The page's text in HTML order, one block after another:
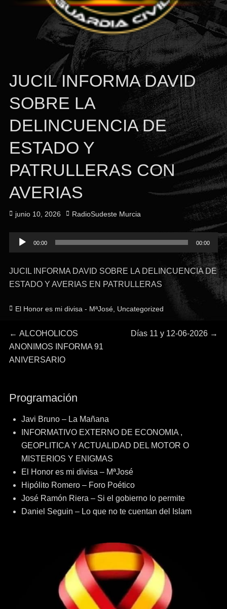
JUCIL INFORMA DAVID
SOBRE LA
DELINCUENCIA DE
ESTADO Y
PATRULLERAS CON
AVERIAS
Publicado
junio 10, 2026 Autor
RadioSudeste Murcia
Reproductor
de
00:00 00:00
JUCIL INFORMA DAVID SOBRE LA DELINCUENCIA DE
ESTADO Y AVERIAS EN PATRULLERAS
Categorías
El Honor es mi divisa - MªJosé, Uncategorized
Navegación
de
← Entrada
anterior:
ALCOHOLICOS
ANONIMOS INFORMA 91
ANIVERSARIO
Entrada
Días 11 y 12-06-2026 →
Programación
Javi Bruno – La Mañana
INFORMATIVO EXTERNO DE ECONOMIA ,
GEOPLITICA Y ACTUALIDAD DEL MOTOR O
MISTERIOS Y ENIGMAS
El Honor es mi divisa – MªJosé
Hipólito Romero – Foro Poético
José Ramón Riera – Si el gobierno lo permite
Daniel Seguin – Lo que no te cuentan del Islam